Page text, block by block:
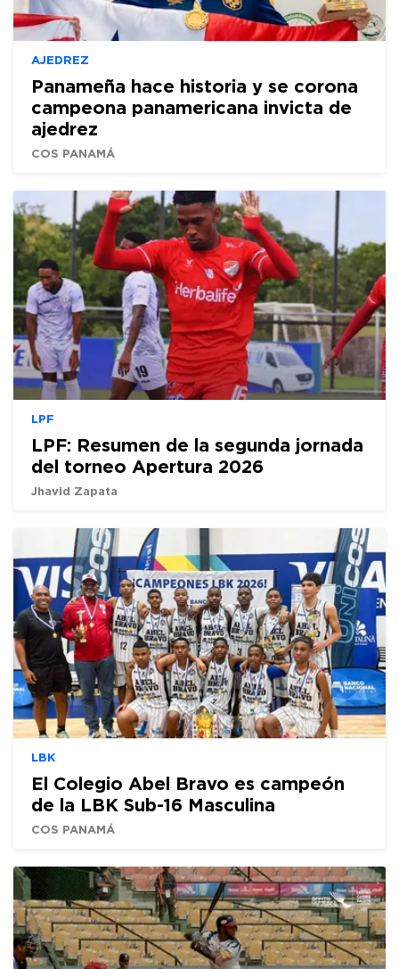
AJEDREZ
Panameña hace historia y se corona
campeona panamericana invicta de
ajedrez
COS PANAMÁ
LPF
LPF: Resumen de la segunda jornada
del torneo Apertura 2026
Jhavid Zapata
LBK
El Colegio Abel Bravo es campeón
de la LBK Sub-16 Masculina
COS PANAMÁ